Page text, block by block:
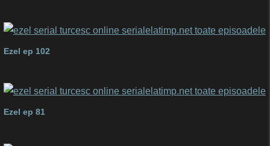
Ezel ep 102
Ezel ep 81